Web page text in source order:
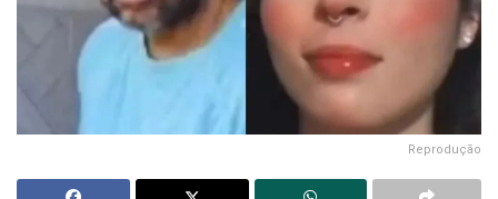
Reprodução